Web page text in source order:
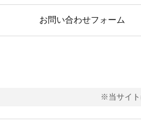
お問い合わせフォーム
※当サイト